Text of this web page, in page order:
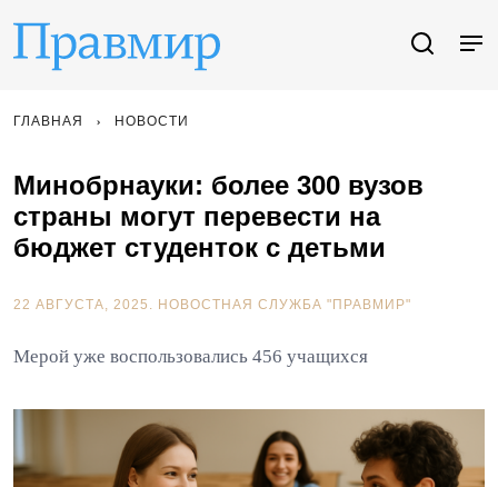
ГЛАВНАЯ НОВОСТИ
Минобрнауки: более 300 вузов
страны могут перевести на
бюджет студенток с детьми
22 АВГУСТА, 2025. НОВОСТНАЯ СЛУЖБА "ПРАВМИР"
Мерой уже воспользовались 456 учащихся